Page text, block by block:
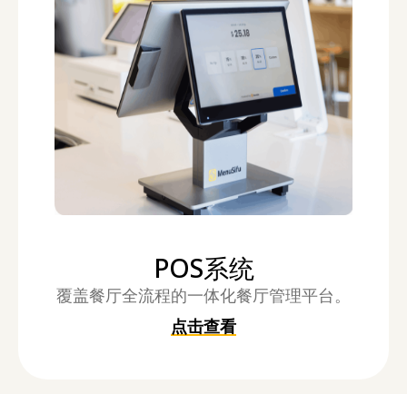
POS系统
覆盖餐厅全流程的一体化餐厅管理平台。
点击查看